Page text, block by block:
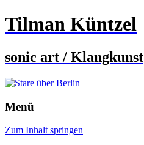
Tilman Küntzel
sonic art / Klangkunst
Menü
Zum Inhalt springen